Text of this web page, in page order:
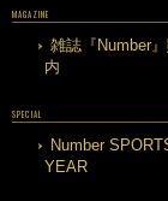
MAGAZINE
雑誌『Number
内
SPECIAL
Number
YEAR